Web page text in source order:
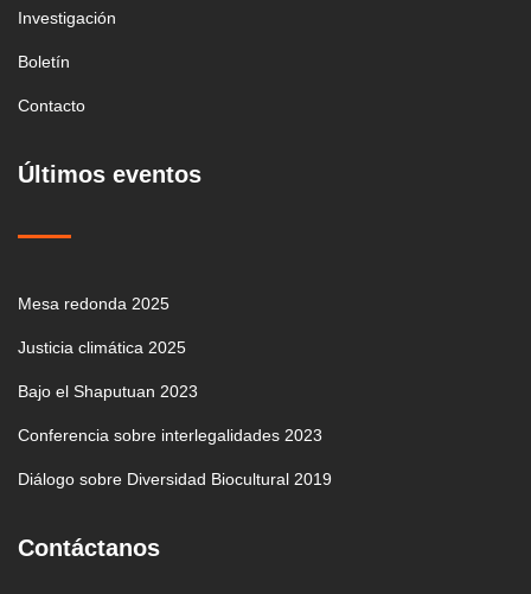
Investigación
Boletín
Contacto
Últimos eventos
Mesa redonda 2025
Justicia climática 2025
Bajo el Shaputuan 2023
Conferencia sobre interlegalidades 2023
Diálogo sobre Diversidad Biocultural 2019
Contáctanos